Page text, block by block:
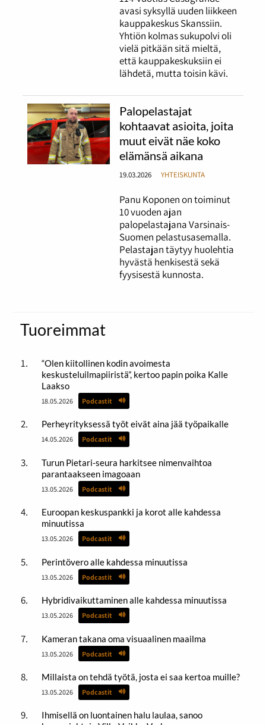
avasi syksyllä uuden liikkeen
kauppakeskus Skanssiin.
Yhtiön kolmas sukupolvi oli
vielä pitkään sitä mieltä,
että kauppakeskuksiin ei
lähdetä, mutta toisin kävi.
Palopelastajat
kohtaavat asioita, joita
muut eivät näe koko
elämänsä aikana
19.03.2026 YHTEISKUNTA
Panu Koponen on toiminut
10 vuoden ajan
palopelastajana Varsinais-
Suomen pelastusasemalla.
Pelastajan täytyy huolehtia
hyvästä henkisestä sekä
fyysisestä kunnosta.
Tuoreimmat
“Olen kiitollinen kodin avoimesta
keskusteluilmapiiristä”, kertoo papin poika Kalle
Laakso
18.05.2026 Podcastit
Perheyrityksessä työt eivät aina jää työpaikalle
14.05.2026 Podcastit
Turun Pietari-seura harkitsee nimenvaihtoa
parantaakseen imagoaan
13.05.2026 Podcastit
Euroopan keskuspankki ja korot alle kahdessa
minuutissa
13.05.2026 Podcastit
Perintövero alle kahdessa minuutissa
13.05.2026 Podcastit
Hybridivaikuttaminen alle kahdessa minuutissa
13.05.2026 Podcastit
Kameran takana oma visuaalinen maailma
13.05.2026 Podcastit
Millaista on tehdä työtä, josta ei saa kertoa muille?
13.05.2026 Podcastit
Ihmisellä on luontainen halu laulaa, sanoo